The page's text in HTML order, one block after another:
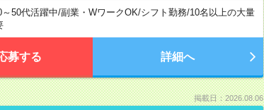
～50代活躍中/副業・WワークOK/シフト勤務/10名以上の大量
募する 詳細へ
掲載日：2026.08.06